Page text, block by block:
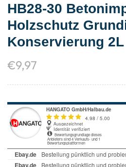
HB28-30
Holzschutz
Konservierung 2L
€9,97